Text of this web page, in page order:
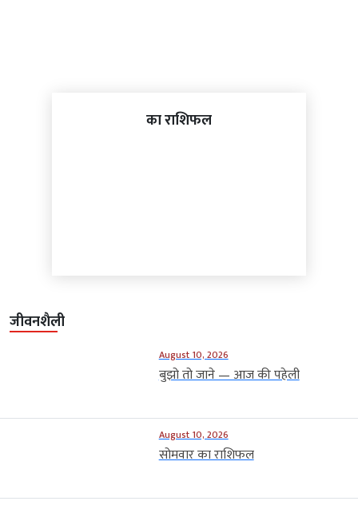
का राशिफल
जीवनशैली
August 10, 2026
बुझो तो जाने — आज की पहेली
August 10, 2026
सोमवार का राशिफल